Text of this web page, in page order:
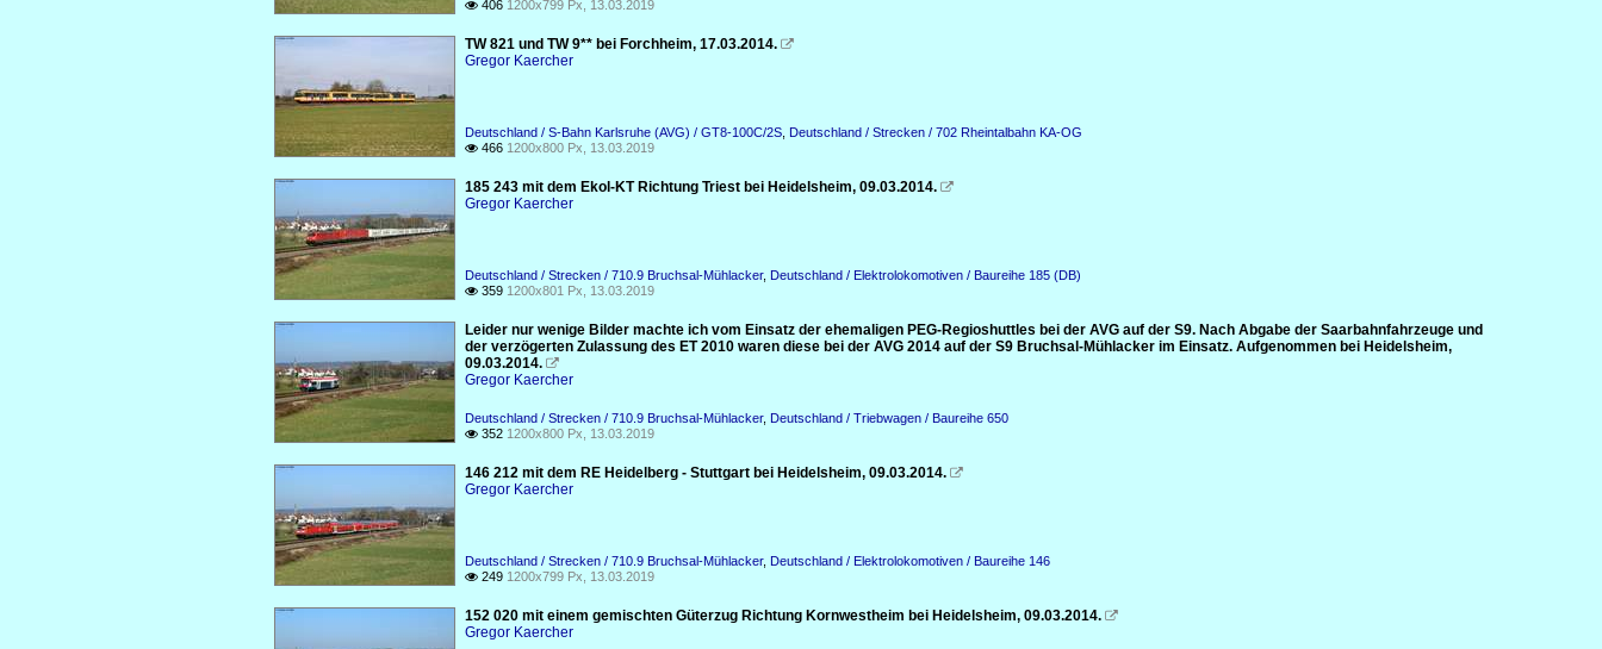
 406 1200x799 Px, 13.03.2019
TW 821 und TW 9** bei Forchheim, 17.03.2014. 
Gregor Kaercher
Deutschland / S-Bahn Karlsruhe (AVG) / GT8-100C/2S Deutschland / Strecken / 702 Rheintalbahn KA-OG
 466 1200x800 Px, 13.03.2019
185 243 mit dem Ekol-KT Richtung Triest bei Heidelsheim, 09.03.2014. 
Gregor Kaercher
Deutschland / Strecken / 710.9 Bruchsal-Mühlacker, Deutschland / Elektrolokomotiven / Baureihe 185 (DB)
 359 1200x801 Px, 13.03.2019
Leider nur wenige Bilder machte ich vom Einsatz der ehemaligen PEG-Regioshuttles bei der AVG auf der S9. Nach Abgabe der Saarbahnfahrzeuge und
der verzögerten Zulassung des ET 2010 waren diese bei der AVG 2014 auf der S9 Bruchsal-Mühlacker im Einsatz. Aufgenommen bei Heidelsheim,
09.03.2014. 
Gregor Kaercher
Deutschland / Strecken / 710.9 Bruchsal-Mühlacker, Deutschland / Triebwagen / Baureihe 650
 352 1200x800 Px, 13.03.2019
146 212 mit dem RE Heidelberg - Stuttgart bei Heidelsheim, 09.03.2014. 
Gregor Kaercher
Deutschland / Strecken / 710.9 Bruchsal-Mühlacker, Deutschland / Elektrolokomotiven / Baureihe 146
 249 1200x799 Px, 13.03.2019
152 020 mit einem gemischten Güterzug Richtung Kornwestheim bei Heidelsheim, 09.03.2014. 
Gregor Kaercher